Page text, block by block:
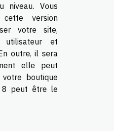
niveau. Vous
cette version
votre site,
utilisateur et
outre, il sera
elle peut
boutique
8 peut être le